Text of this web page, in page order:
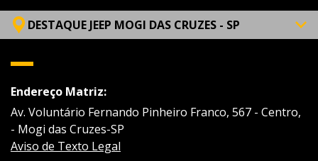
DESTAQUE JEEP MOGI DAS CRUZES - SP
Endereço Matriz:
Av. Voluntário Fernando Pinheiro Franco, 567 - Centro,
- Mogi das Cruzes-SP
Aviso de Texto Legal